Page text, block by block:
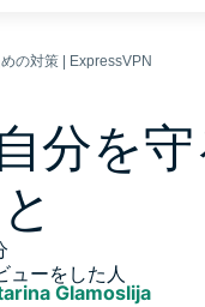
の対策 | ExpressVPN
分を
ューをした人
Glamoslija